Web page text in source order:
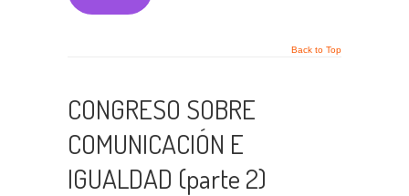
Back to Top
CONGRESO SOBRE
COMUNICACIÓN E
IGUALDAD (parte 2)